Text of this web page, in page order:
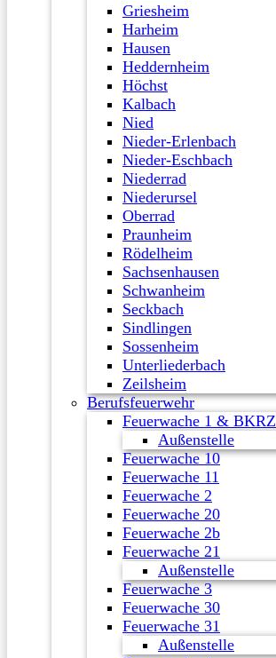
Griesheim
Harheim
Hausen
Heddernheim
Höchst
Kalbach
Nied
Nieder-Erlenbach
Nieder-Eschbach
Niederrad
Niederursel
Oberrad
Praunheim
Rödelheim
Sachsenhausen
Schwanheim
Seckbach
Sindlingen
Sossenheim
Unterliederbach
Zeilsheim
Berufsfeuerwehr
Feuerwache 1 & BKRZ
Außenstelle
Feuerwache 10
Feuerwache 11
Feuerwache 2
Feuerwache 20
Feuerwache 2b
Feuerwache 21
Außenstelle
Feuerwache 3
Feuerwache 30
Feuerwache 31
Außenstelle